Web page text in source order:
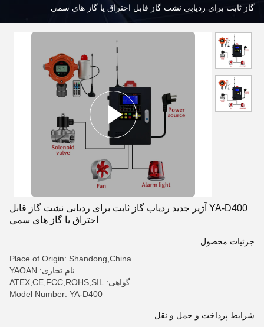
گاز ثابت برای ردیابی نشت گاز قابل احتراق یا گاز های سمی
YA-D400 آژیر جدید ردیاب گاز ثابت برای ردیابی نشت گاز قابل
احتراق یا گاز های سمی
جزئیات محصول
Place of Origin: Shandong,China
نام تجاری: YAOAN
گواهی: ATEX,CE,FCC,ROHS,SIL
Model Number: YA-D400
شرایط پرداخت و حمل و نقل